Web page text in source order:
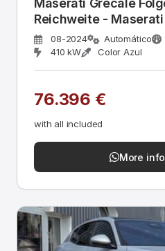
Maserati Grecale
Reichweite - Maserati
08-2024 Automático
410 kW
Color Azul
76.396 €
with all included
More